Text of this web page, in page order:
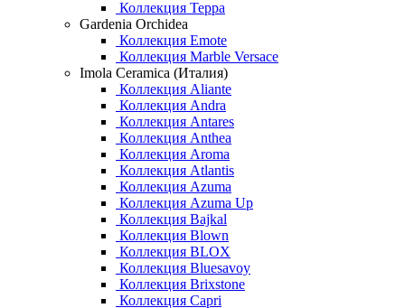
Коллекция Терра
Gardenia Orchidea
Коллекция Emote
Коллекция Marble Versace
Imola Ceramica (Италия)
Коллекция Aliante
Коллекция Andra
Коллекция Antares
Коллекция Anthea
Коллекция Aroma
Коллекция Atlantis
Коллекция Azuma
Коллекция Azuma Up
Коллекция Bajkal
Коллекция Blown
Коллекция BLOX
Коллекция Bluesavoy
Коллекция Brixstone
Коллекция Capri